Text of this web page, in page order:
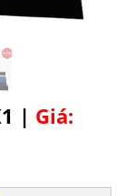
| Giá: